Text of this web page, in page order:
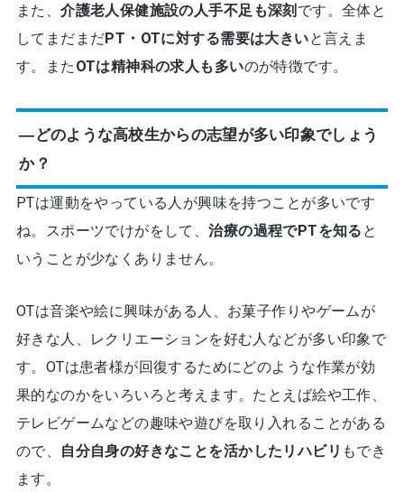
また、介護老人保健施設の人手不足も深刻 です。全体と
してまだまだPT・OTに対する需要は大きいと言えま
す。また OTは精神科の求人も多いのが特徴です。
―どのような高校生からの志望が多い印象でしょう
か？
PTは運動をやっている人が興味を持つことが多いです
ね。スポーツでけがをして、治療の過程でPTを知る と
いうことが少なくありません。
OTは音楽や絵に興味がある人、お菓子作りやゲームが
好きな人、レクリエーションを好む人などが多い印象で
す。OTは患者様が回復するためにどのような作業が効
果的なのかをいろいろと考えます。たとえば絵や工作、
テレビゲームなどの趣味や遊びを取り入れることがある
ので、 自分自身の好きなことを活かしたリハビリ もでき
ます。